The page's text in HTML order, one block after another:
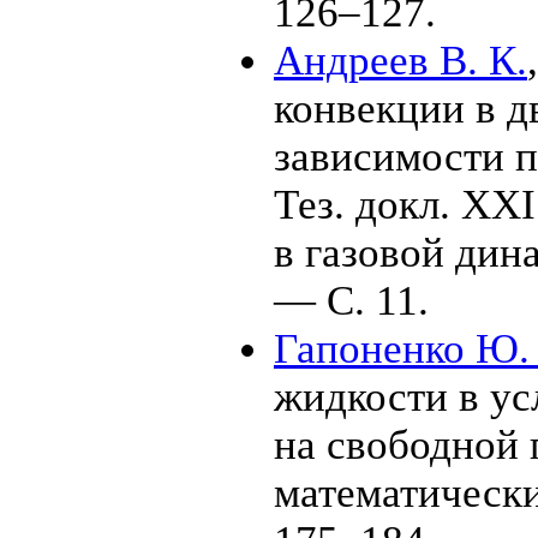
126–127.
Андреев В. К.
конвекции в
зависимости
Тез. докл.
в газовой
— С. 11.
Гапоненко
жидкости в
на